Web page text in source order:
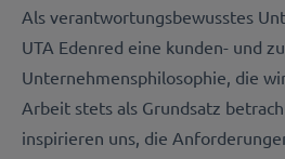
Als verantwortungsbewusstes
UTA Edenred eine kunden- und
Unternehmensphilosophie, die
Arbeit stets als Grundsatz
inspirieren uns, die